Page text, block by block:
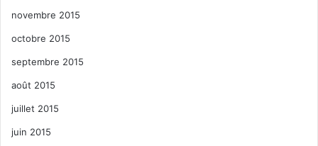
novembre 2015
octobre 2015
septembre 2015
août 2015
juillet 2015
juin 2015